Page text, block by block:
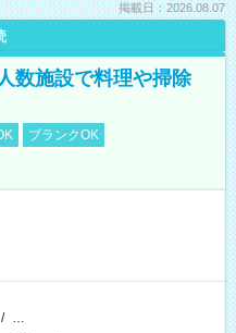
掲載日：2026.08.07
数施設で料理や掃除
ブランクOK
/ …